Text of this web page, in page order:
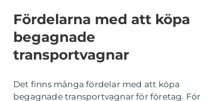
Fördelarna med att köpa
begagnade
transportvagnar
Det finns många fördelar med att köpa
begagnade transportvagnar för företag. För